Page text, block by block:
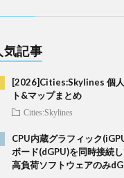
気記事
[2026]Cities:Skylines 個
ト&マップまとめ
Cities:Skylines
CPU内蔵グラフィック
ボード(dGPU)を同時接続
高負荷ソフトウェアのみ